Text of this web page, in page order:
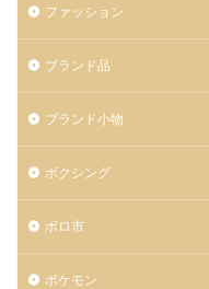
ファッション
ブランド品
ブランド小物
ボクシング
ボロ市
ポケモン